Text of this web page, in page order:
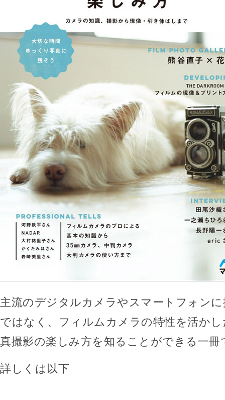
主流のデジタルカメラやスマートフォン
ではなく、フィルムカメラの特性を活か
真撮影の楽しみ方を知ることができる一冊
詳しくは以下